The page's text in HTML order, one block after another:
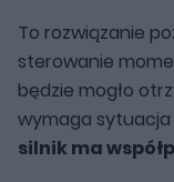
To rozwiązanie
sterowanie
będzie mogło
wymaga sytuacja
silnik ma